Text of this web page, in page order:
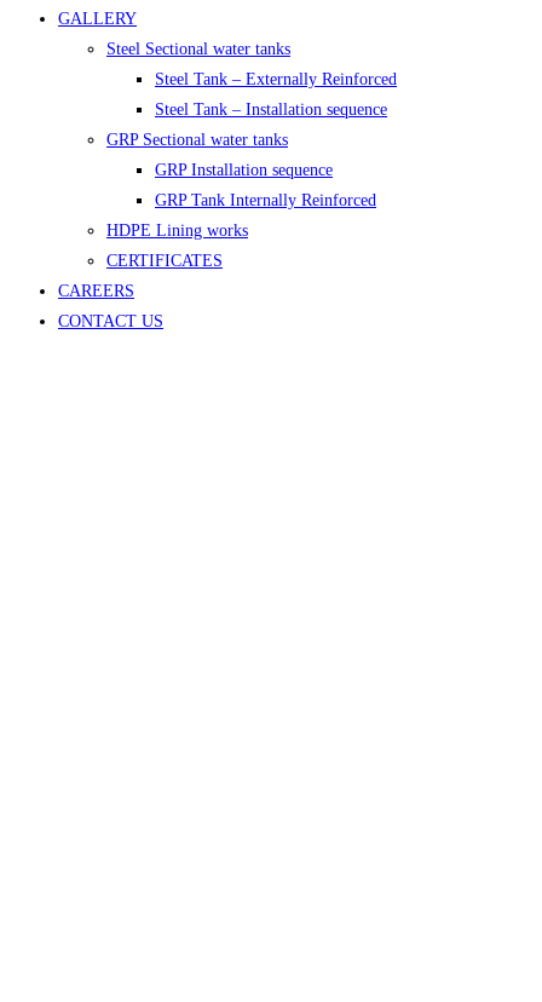
GALLERY
Steel Sectional water tanks
Steel Tank – Externally Reinforced
Steel Tank – Installation sequence
GRP Sectional water tanks
GRP Installation sequence
GRP Tank Internally Reinforced
HDPE Lining works
CERTIFICATES
CAREERS
CONTACT US